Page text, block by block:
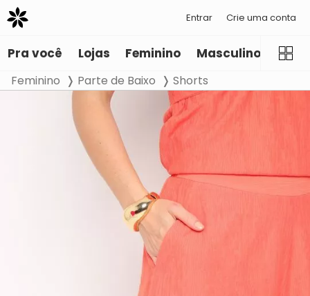
Entrar Crie uma conta
Pra você Lojas Feminino Masculino
Feminino Parte de Baixo Shorts